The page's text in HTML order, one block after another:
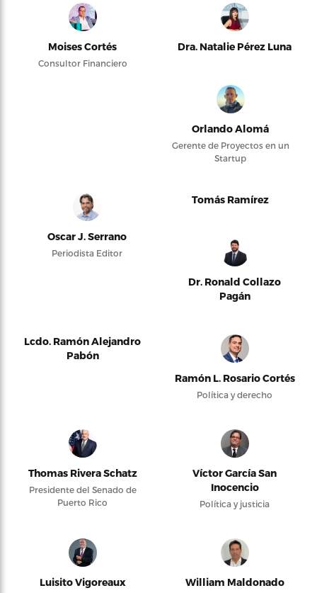
Moises Cortés
Consultor Financiero
Dra. Natalie Pérez Luna
Orlando Alomá
Gerente de Proyectos en un
Startup
Oscar J. Serrano
Periodista Editor
Tomás Ramírez
Dr. Ronald Collazo
Pagán
Lcdo. Ramón Alejandro
Pabón
Ramón L. Rosario Cortés
Política y derecho
Thomas Rivera Schatz
Presidente del Senado de
Puerto Rico
Víctor García San
Inocencio
Política y justicia
Luisito Vigoreaux William Maldonado